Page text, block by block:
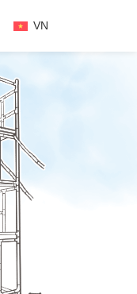
VN